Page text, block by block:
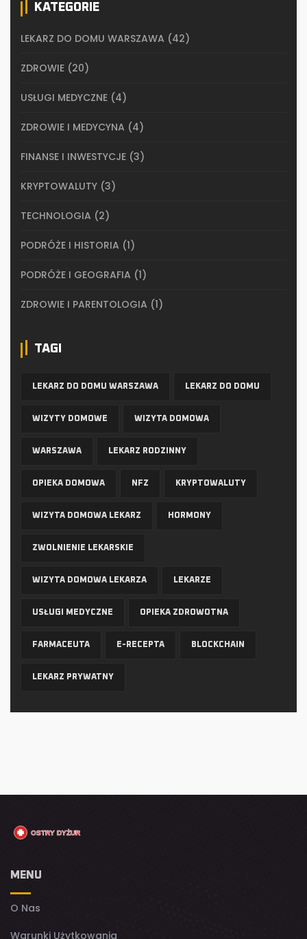
KATEGORIE
LEKARZ DO DOMU WARSZAWA (42)
ZDROWIE (20)
USŁUGI MEDYCZNE (4)
ZDROWIE I MEDYCYNA (4)
FINANSE I INWESTYCJE (3)
KRYPTOWALUTY (3)
TECHNOLOGIA (2)
PODRÓŻE I HISTORIA (1)
PODRÓŻE I GEOGRAFIA (1)
ZDROWIE I PARENTOLOGIA (1)
TAGI
LEKARZ DO DOMU WARSZAWA LEKARZ DO DOMU
WIZYTY DOMOWE WIZYTA DOMOWA
WARSZAWA LEKARZ RODZINNY
OPIEKA DOMOWA NFZ KRYPTOWALUTY
WIZYTA DOMOWA LEKARZ HORMONY
ZWOLNIENIE LEKARSKIE
WIZYTA DOMOWA LEKARZA LEKARZE
USŁUGI MEDYCZNE OPIEKA ZDROWOTNA
FARMACEUTA E-RECEPTA BLOCKCHAIN
LEKARZ PRYWATNY
MENU
O Nas
Warunki Użytkowania